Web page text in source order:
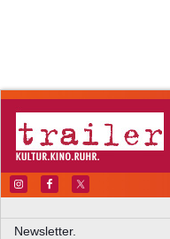
Newsletter.